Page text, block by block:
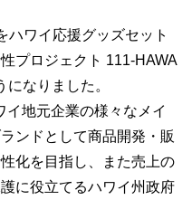
ハワイ応援グッズセット
プロジェクト 111-HAWA
になりました。
イ地元企業の様々なメイ
ンドとして商品開発・販
化を目指し、また売上の
に役立てるハワイ州政府